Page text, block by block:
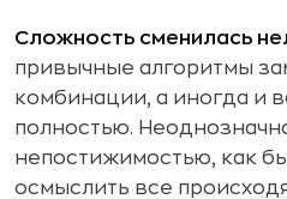
Сложность сменилась
привычные алгоритмы
комбинации, а иногда и
полностью.
непостижимостью, как
осмыслить все